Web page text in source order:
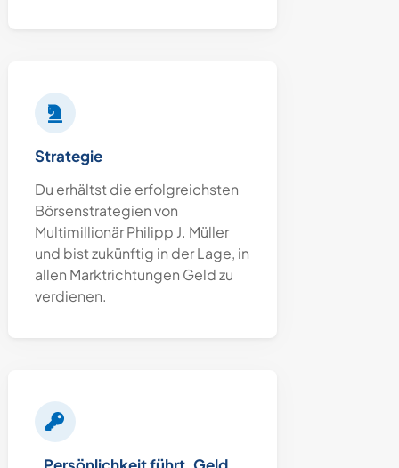
Strategie
Du erhältst die erfolgreichsten
Börsenstrategien von
Multimillionär Philipp J. Müller
und bist zukünftig in der Lage, in
allen Marktrichtungen Geld zu
verdienen.